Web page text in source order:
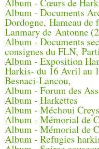
Album - Cœurs de
Album - Documents
Dordogne, Hameau de
Lanmary de Antonne
Album - Documents
consignes du FLN,
Album - Exposition
Harkis- du 16 Avril au
Besnaci-Lancou,
Album - Forum des
Album - Harkettes
Album - Méchoui
Album - Mémorial de
Album - Mémorial de
Album - Refugies